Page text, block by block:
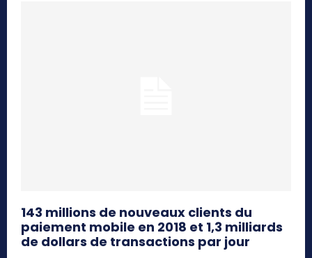
143 millions de nouveaux clients du
paiement mobile en 2018 et 1,3 milliards
de dollars de transactions par jour